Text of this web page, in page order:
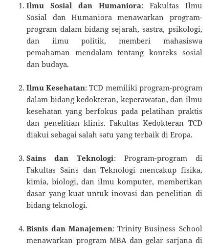
Ilmu Sosial dan Humaniora: Fakultas Ilmu
Sosial dan Humaniora menawarkan program-
program dalam bidang sejarah, sastra, psikologi,
dan ilmu politik, memberi mahasiswa
pemahaman mendalam tentang konteks sosial
dan budaya.
Ilmu Kesehatan: TCD memiliki program-program
dalam bidang kedokteran, keperawatan, dan ilmu
kesehatan yang berfokus pada pelatihan praktis
dan penelitian klinis. Fakultas Kedokteran TCD
diakui sebagai salah satu yang terbaik di Eropa.
Sains dan Teknologi: Program-program di
Fakultas Sains dan Teknologi mencakup fisika,
kimia, biologi, dan ilmu komputer, memberikan
dasar yang kuat untuk inovasi dan penelitian di
bidang teknologi.
Bisnis dan Manajemen: Trinity Business School
menawarkan program MBA dan gelar sarjana di